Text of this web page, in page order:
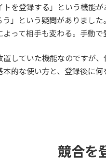
トを登録する」という機能
う」という疑問がありまし
よって相手も変わる。手動
置していた機能なのですが
的な使い方と、登録後に何
競合を